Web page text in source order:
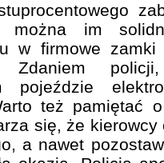
można im
w firmowe
Zdaniem
pojeździe
też pamiętać
się, że
a nawet